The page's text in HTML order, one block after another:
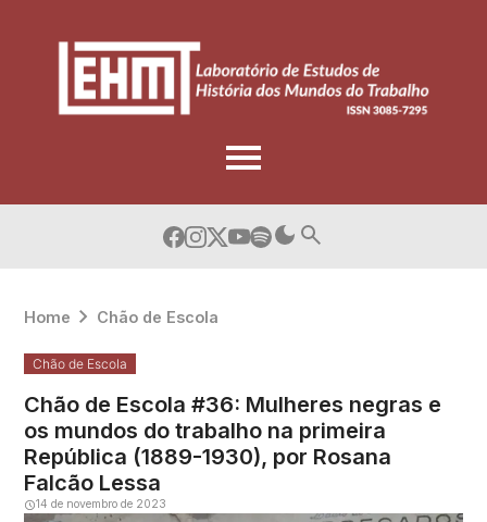
Home Chão de Escola
Chão de Escola
Chão de Escola #36: Mulheres negras e
os mundos do trabalho na primeira
República (1889-1930), por Rosana
Falcão Lessa
14 de novembro de 2023